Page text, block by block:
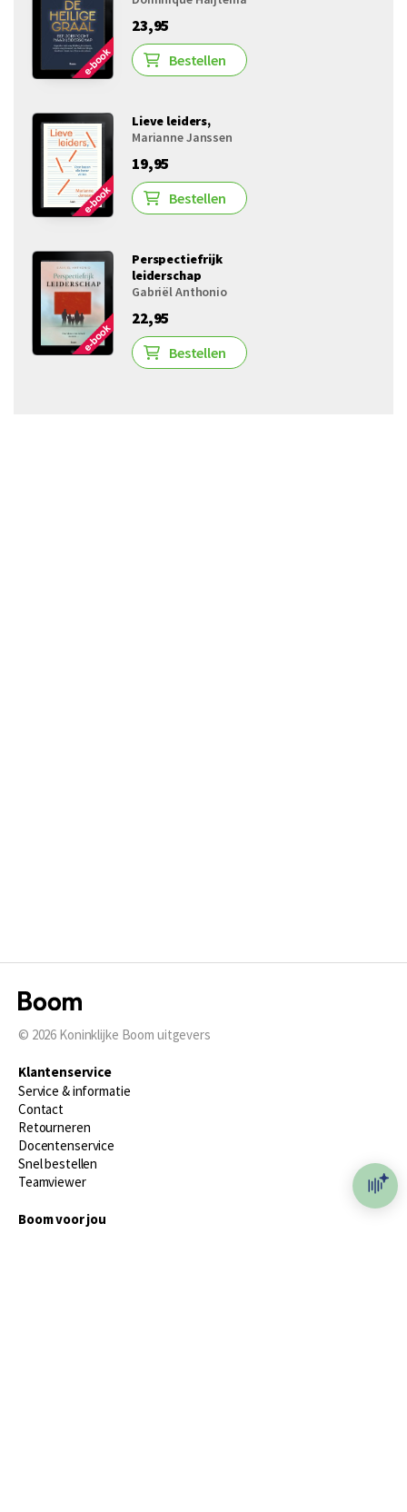
23,95
Bestellen
Lieve leiders,
Marianne Janssen
19,95
Bestellen
Perspectiefrijk
leiderschap
Gabriël Anthonio
22,95
Bestellen
© 2026 Koninklijke Boom uitgevers
Klantenservice
Service & informatie
Contact
Retourneren
Docentenservice
Snel bestellen
Teamviewer
Boom voor jou